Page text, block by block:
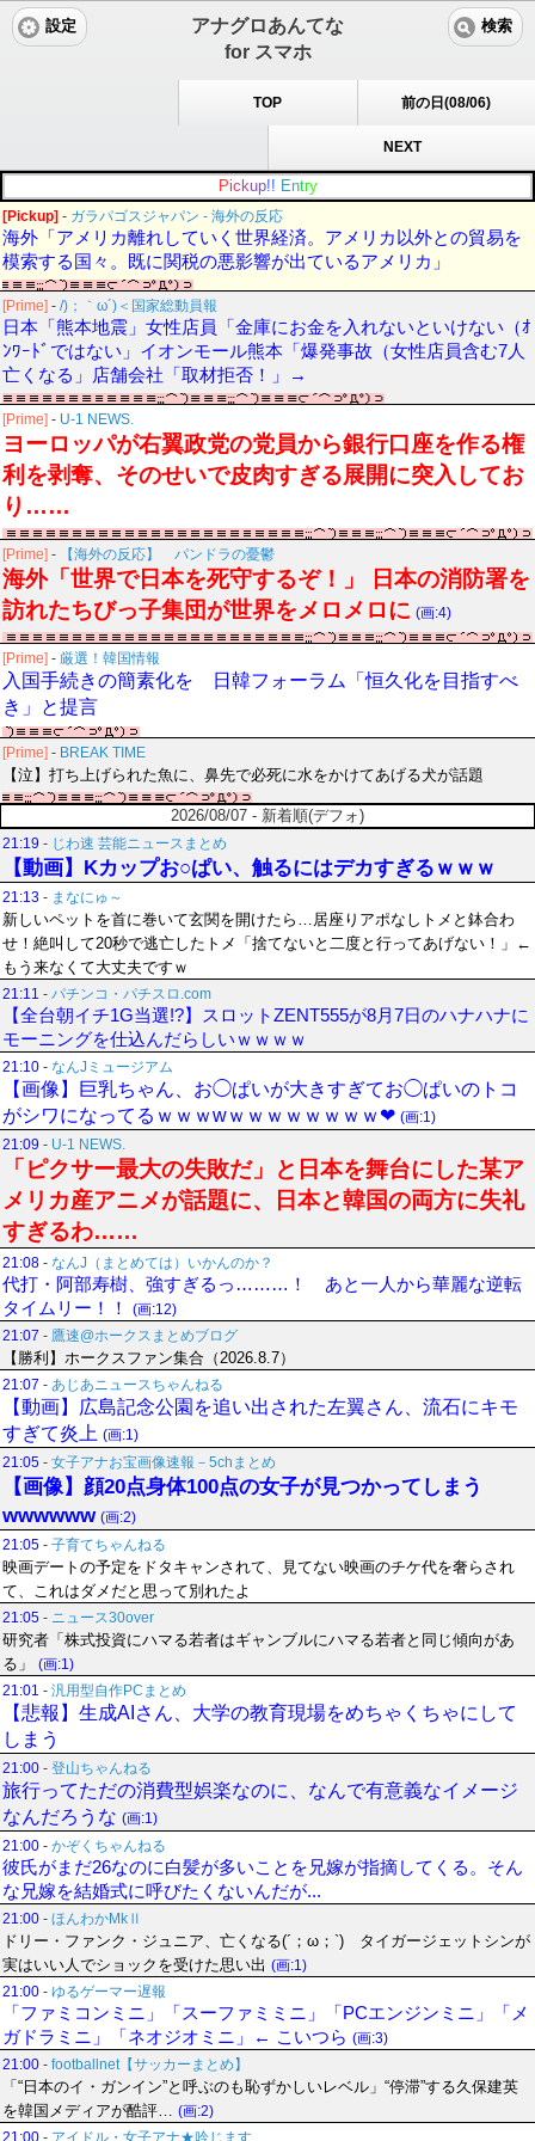
アナグロあんてな
for スマホ
設定 検索
TOP 前の日(08/06)
NEXT
Pic kup!! Entry
[Pickup] - ガラパゴスジャパン - 海外の反応
海外「アメリカ離れしていく世界経済。アメリカ以外との貿易を
模索する国々。既に関税の悪影響が出ているアメリカ」
[Prime] - /)；｀ω´)＜国家総動員報
日本「熊本地震」女性店員「金庫にお金を入れないといけない（ｵ
ﾝﾜｰﾄﾞではない」イオンモール熊本「爆発事故（女性店員含む7人
亡くなる」店舗会社「取材拒否！」→
[Prime] - U-1 NEWS.
ヨーロッパが右翼政党の党員から銀行口座を作る権
利を剥奪、そのせいで皮肉すぎる展開に突入してお
り……
[Prime] - 【海外の反応】 パンドラの憂鬱
海外「世界で日本を死守するぞ！」 日本の消防署を
訪れたちびっ子集団が世界をメロメロに (画:4)
[Prime] - 厳選！韓国情報
入国手続きの簡素化を 日韓フォーラム「恒久化を目指すべ
き」と提言
[Prime] - BREAK TIME
【泣】打ち上げられた魚に、鼻先で必死に水をかけてあげる犬が話題
2026/08/07 - 新着順(デフォ)
21:19 - じわ速 芸能ニュースまとめ
【動画】Kカップお○ぱい、触るにはデカすぎるｗｗｗ
21:13 - まなにゅ～
新しいペットを首に巻いて玄関を開けたら…居座りアポなしトメと鉢合わ
せ！絶叫して20秒で逃亡したトメ「捨てないと二度と行ってあげない！」←
もう来なくて大丈夫ですｗ
21:11 - パチンコ・パチスロ.com
【全台朝イチ1G当選!?】スロットZENT555が8月7日のハナハナに
モーニングを仕込んだらしいｗｗｗｗ
21:10 - なんJミュージアム
【画像】巨乳ちゃん、お◯ぱいが大きすぎてお◯ぱいのトコ
がシワになってるｗｗｗwｗｗｗｗｗｗｗｗ❤ (画:1)
21:09 - U-1 NEWS.
「ピクサー最大の失敗だ」と日本を舞台にした某ア
メリカ産アニメが話題に、日本と韓国の両方に失礼
すぎるわ……
21:08 - なんJ（まとめては）いかんのか？
代打・阿部寿樹、強すぎるっ………！ あと一人から華麗な逆転
タイムリー！！
(画:12)
21:07 - 鷹速@ホークスまとめブログ
【勝利】ホークスファン集合（2026.8.7）
21:07 - あじあニュースちゃんねる
【動画】広島記念公園を追い出された左翼さん、流石にキモ
すぎて炎上 (画:1)
21:05 - 女子アナお宝画像速報－5chまとめ
【画像】顔20点身体100点の女子が見つかってしまう
wwwwww (画:2)
21:05 - 子育てちゃんねる
映画デートの予定をドタキャンされて、見てない映画のチケ代を奢らされ
て、これはダメだと思って別れたよ
21:05 - ニュース30over
研究者「株式投資にハマる若者はギャンブルにハマる若者と同じ傾向があ
る」
(画:1)
21:01 - 汎用型自作PCまとめ
【悲報】生成AIさん、大学の教育現場をめちゃくちゃにして
しまう
21:00 - 登山ちゃんねる
旅行ってただの消費型娯楽なのに、なんで有意義なイメージ
なんだろうな (画:1)
21:00 - かぞくちゃんねる
彼氏がまだ26なのに白髪が多いことを兄嫁が指摘してくる。そん
な兄嫁を結婚式に呼びたくないんだが...
21:00 - ほんわかMkⅡ
ドリー・ファンク・ジュニア、亡くなる(´；ω；`) タイガージェットシンが
実はいい人でショックを受けた思い出 (画:1)
21:00 - ゆるゲーマー遅報
「ファミコンミニ」「スーファミミニ」「PCエンジンミニ」「メ
ガドラミニ」「ネオジオミニ」← こいつら (画:3)
21:00 - footballnet【サッカーまとめ】
「“日本のイ・ガンイン”と呼ぶのも恥ずかしいレベル」“停滞”する久保建英
を韓国メディアが酷評… (画:2)
21:00 - アイドル・女子アナ★吟じます